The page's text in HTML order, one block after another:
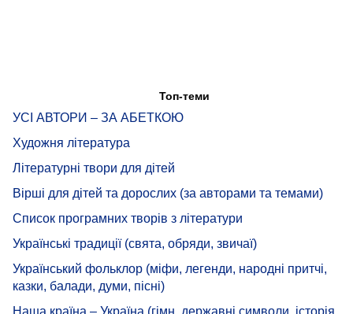
Топ-теми
УСІ АВТОРИ – ЗА АБЕТКОЮ
Художня література
Літературні твори для дітей
Вірші для дітей та дорослих (за авторами та темами)
Список програмних творів з літератури
Українські традиції (свята, обряди, звичаї)
Український фольклор (міфи, легенди, народні притчі,
казки, балади, думи, пісні)
Наша країна – Україна (гімн, державні символи, історія,